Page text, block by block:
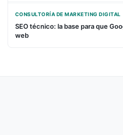
CONSULTORÍA DE MARKETING DIGITAL
SEO técnico: la base para que
web